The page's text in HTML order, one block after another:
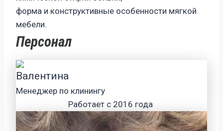
форма и конструктивные особенности мягкой
мебели.
Персонал
Валентина
Менеджер по клинингу
Работает с 2016 года